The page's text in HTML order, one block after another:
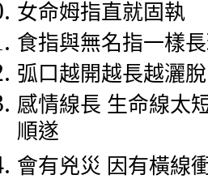
女命姆指直就固執
食指與無名指一樣
弧口越開越長越灑脫
感情線長 生命線太
順遂
會有兇災 因有橫線